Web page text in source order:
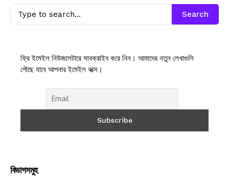
Search
ফ্রি ইমেইল নিউজলেটারে সাবক্রাইব করে নিন। আমাদের নতুন লেখাগুলি
পৌছে যাবে আপনার ইমেইল বক্সে।
বিভাগসমুহ